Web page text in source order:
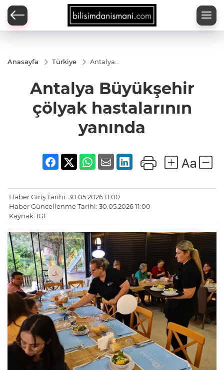
Anasayfa Türkiye
Antalya
hastalarının
yanında
Antalya Büyükşehir
çölyak hastalarının
yanında
Haber Giriş Tarihi: 30.05.2026 11:00
Haber Güncellenme Tarihi: 30.05.2026 11:00
Kaynak: IGF